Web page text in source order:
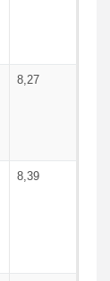
8,27
8,39